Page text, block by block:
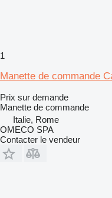
1
Manette de commande
Prix sur demande
Manette de commande
Italie, Rome
OMECO SPA
Contacter le vendeur